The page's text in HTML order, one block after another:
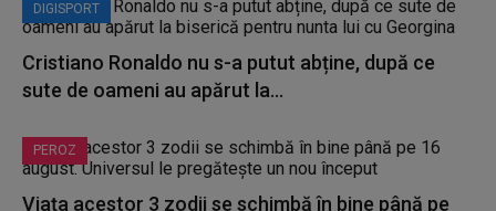
DIGISPORT
Cristiano Ronaldo nu s-a putut abține, după ce
sute de oameni au apărut la...
PEROZ
Viața acestor 3 zodii se schimbă în bine până pe